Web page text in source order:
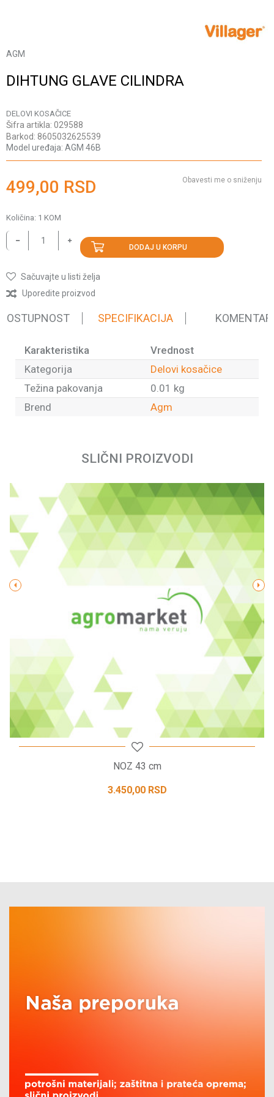
AGM
DIHTUNG GLAVE CILINDRA
DELOVI KOSAČICE
Šifra artikla: 029588
Barkod: 8605032625539
Model uređaja: AGM 46B
499,00 RSD Obavesti me o sniženju
Količina: 1 KOM
DODAJ U KORPU
Sačuvajte u listi želja
Uporedite proizvod
SPECIFIKACIJA
Karakteristika
Vrednost
Kategorija
Delovi kosačice
Težina pakovanja
0.01 kg
Brend
Agm
Poruka
SLIČNI PROIZVODI
NOZ 43 cm
3.450,00 RSD